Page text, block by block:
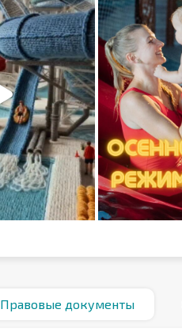
Правовые документы